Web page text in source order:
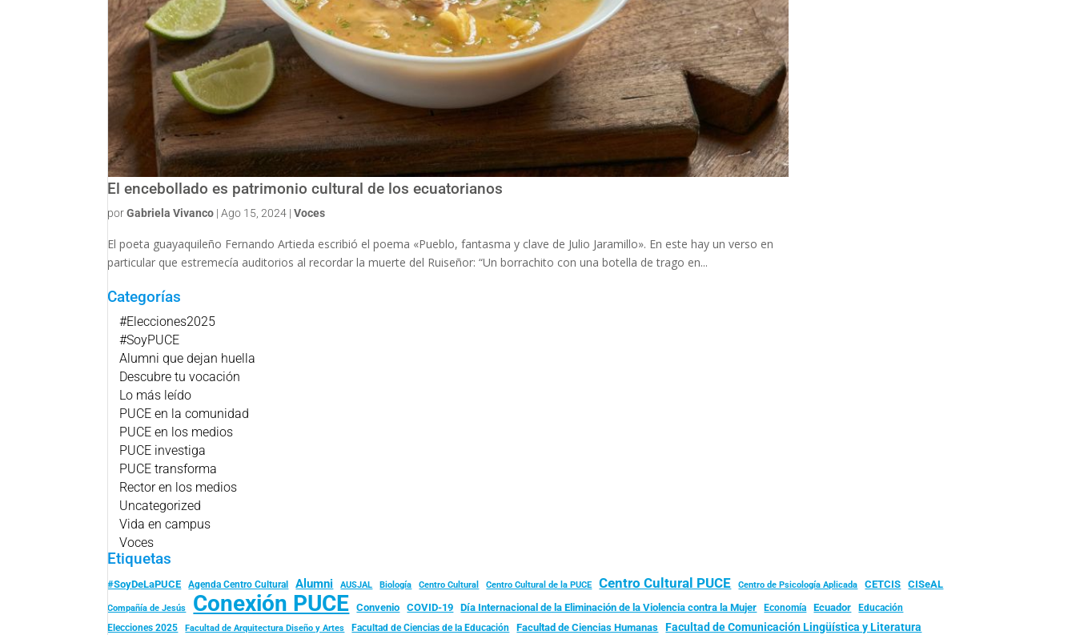
El encebollado es patrimonio cultural de los ecuatorianos
porGabriela Vivanco |Ago 15, 2024 |Voces
El poeta guayaquileño Fernando Artieda escribió el poema «Pueblo, fantasma y clave de Julio Jaramillo». En este hay un verso en
particular que estremecía auditorios al recordar la muerte del Ruiseñor: “Un borrachito con una botella de trago en...
Categorías
#Elecciones2025
#SoyPUCE
Alumni que dejan huella
Descubre tu vocación
Lo más leído
PUCE en la comunidad
PUCE en los medios
PUCE investiga
PUCE transforma
Rector en los medios
Uncategorized
Vida en campus
Voces
Etiquetas
#SoyDeLaPUCE Agenda Centro Cultural Alumni AUSJAL Biología Centro Cultural Centro Cultural de la PUCE Centro Cultural PUCE Centro de Psicología Aplicada CETCIS CISeAL
Compañía de Jesús Conexión PUCE Convenio COVID-19 Día Internacional de la Eliminación de la Violencia contra la Mujer Economía Ecuador
Educación
Elecciones 2025
Facultad de Arquitectura Diseño y Artes Facultad de Ciencias de la Educación Facultad de Ciencias Humanas Facultad de Comunicación Lingüística y Literatura